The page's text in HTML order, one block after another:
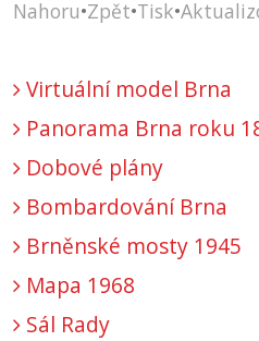
Nahoru•Zpět•Tisk•
Virtuální model Brna
Panorama Brna roku
Dobové plány
Bombardování Brna
Brněnské mosty 1945
Mapa 1968
Sál Rady